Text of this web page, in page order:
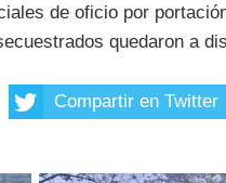
de oficio por
quedaron a
Compartir en Twitter